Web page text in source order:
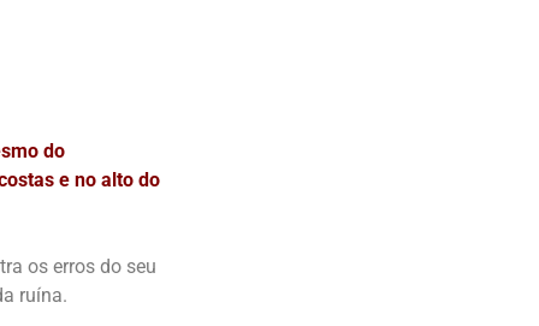
do
e no alto do
os erros do seu
ruína.